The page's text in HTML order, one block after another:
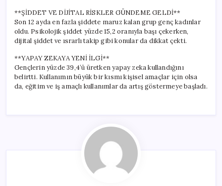
**ŞİDDET VE DİJİTAL RİSKLER GÜNDEME GELDİ**
Son 12 ayda en fazla şiddete maruz kalan grup genç kadınlar
oldu. Psikolojik şiddet yüzde 15,2 oranıyla başı çekerken,
dijital şiddet ve ısrarlı takip gibi konular da dikkat çekti.
**YAPAY ZEKAYA YENİ İLGİ**
Gençlerin yüzde 39,4’ü üretken yapay zeka kullandığını
belirtti. Kullanımın büyük bir kısmı kişisel amaçlar için olsa
da, eğitim ve iş amaçlı kullanımlar da artış göstermeye başladı.